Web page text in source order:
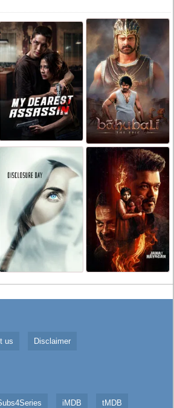
us Disclaimer
iMDB tMDB